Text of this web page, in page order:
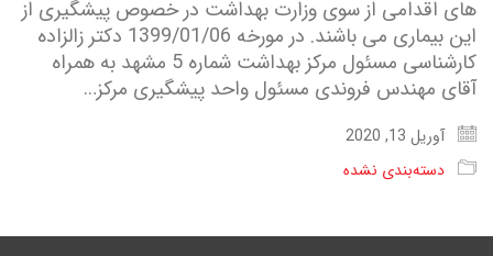
های اقدامی از سوی وزارت بهداشت در خصوص پیشگیری از
این بیماری می باشند. در مورخه 1399/01/06 دکتر زالزاده
کارشناسی مسئول مرکز بهداشت شماره 5 مشهد به همراه
آقای مهندس فروندی مسئول واحد پیشگیری مرکز…
آوریل 13, 2020
دسته‌بندی نشده